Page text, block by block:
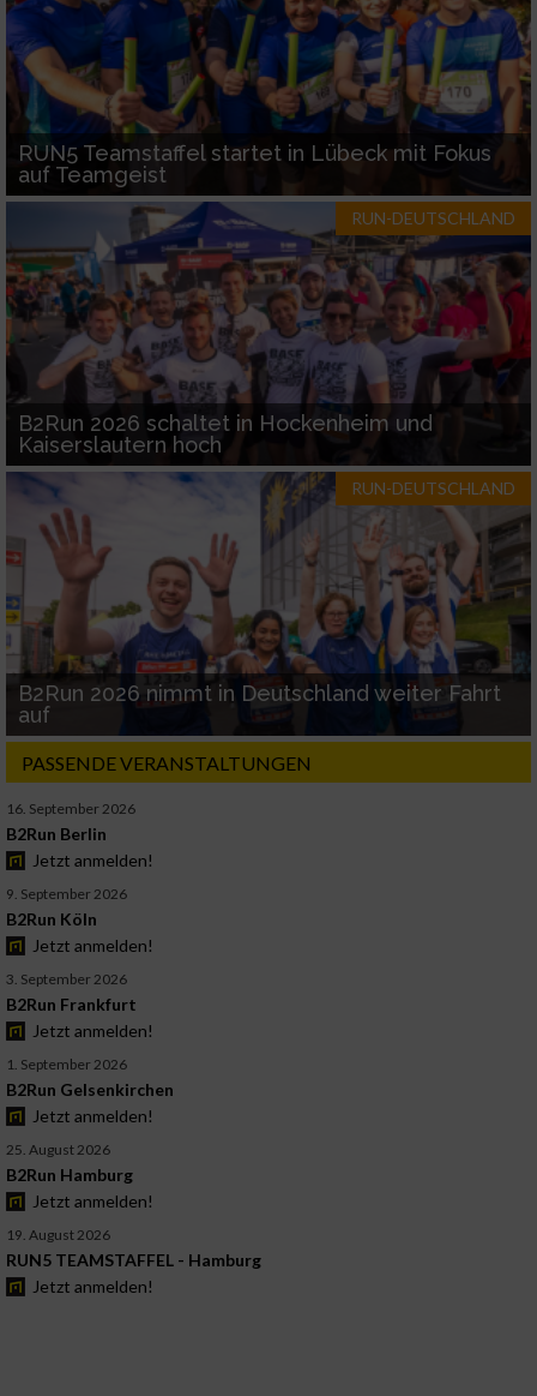
RUN5 Teamstaffel startet in Lübeck mit Fokus
auf Teamgeist
RUN-DEUTSCHLAND
B2Run 2026 schaltet in Hockenheim und
Kaiserslautern hoch
RUN-DEUTSCHLAND
B2Run 2026 nimmt in Deutschland weiter Fahrt
auf
PASSENDE VERANSTALTUNGEN
16. September 2026
B2Run Berlin
Jetzt anmelden!
9. September 2026
B2Run Köln
Jetzt anmelden!
3. September 2026
B2Run Frankfurt
Jetzt anmelden!
1. September 2026
B2Run Gelsenkirchen
Jetzt anmelden!
25. August 2026
B2Run Hamburg
Jetzt anmelden!
19. August 2026
RUN5 TEAMSTAFFEL - Hamburg
Jetzt anmelden!